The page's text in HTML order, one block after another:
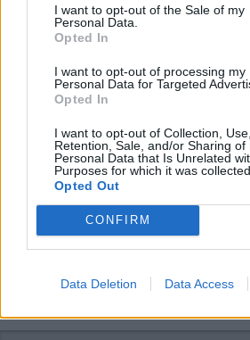
I want to opt-out of the Sale of my
Personal Data.
Opted In
I want to opt-out of processing my
Personal Data for Targeted
Opted In
I want to opt-out of Collection, Use,
Retention, Sale, and/or Sharing of
Personal Data that Is Unrelated
Purposes for which it was collected.
Opted Out
CONFIRM
Data Deletion Data Access
Marco Tajè
direttore@legnanonews.com
Noi di LegnanoNews abbiamo a
nostro territorio e cerchiamo di
linea per informarvi in modo puntuale.
PIÙ INFORMAZIONI SU
elezioni amministrative 2020
elezioni amministrative 2020 legnano
franco colombo
LEGGI GLI ALTRI